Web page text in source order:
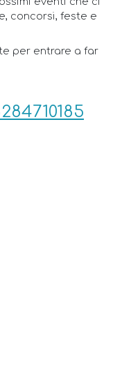
concorsi, feste e
per entrare a far